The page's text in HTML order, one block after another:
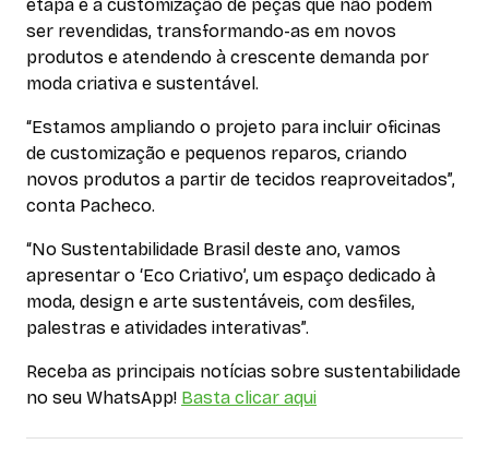
etapa é a customização de peças que não podem
ser revendidas, transformando-as em novos
produtos e atendendo à crescente demanda por
moda criativa e sustentável.
“Estamos ampliando o projeto para incluir oficinas
de customização e pequenos reparos, criando
novos produtos a partir de tecidos reaproveitados”,
conta Pacheco.
“No Sustentabilidade Brasil deste ano, vamos
apresentar o ‘Eco Criativo’, um espaço dedicado à
moda, design e arte sustentáveis, com desfiles,
palestras e atividades interativas”.
Receba as principais notícias sobre sustentabilidade
no seu WhatsApp! Basta clicar aqui